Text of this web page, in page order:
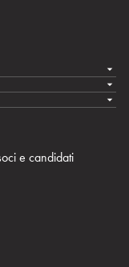
e candidati